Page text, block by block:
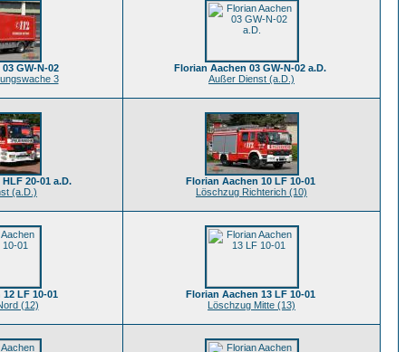
GW-N-02
3
Florian Aachen 03 GW-N-02 a.D.
Außer Dienst (a.D.)
20-01 a.D.
(a.D.)
Florian Aachen 10 LF 10-01
Löschzug Richterich (10)
LF 10-01
(12)
Florian Aachen 13 LF 10-01
Löschzug Mitte (13)